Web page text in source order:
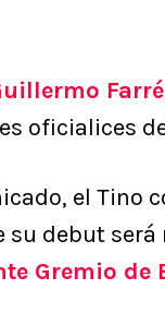
Farré
oficialices
el Tino
debut
Gremio de